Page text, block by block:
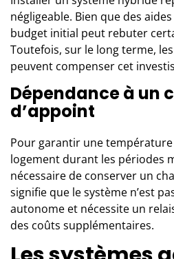
négligeable. Bien que des
budget initial peut rebuter
Toutefois, sur le long terme,
peuvent compenser cet
Dépendance à un
d’appoint
Pour garantir une
logement durant les périodes
nécessaire de conserver un
signifie que le système n’est
autonome et nécessite un
des coûts supplémentaires.